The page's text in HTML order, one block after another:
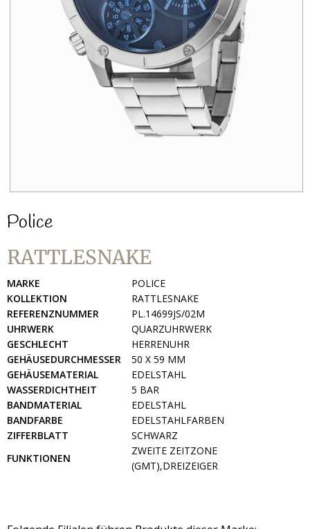
Police
RATTLESNAKE
MARKE
POLICE
KOLLEKTION
RATTLESNAKE
REFERENZNUMMER
PL.14699JS/02M
UHRWERK
QUARZUHRWERK
GESCHLECHT
HERRENUHR
GEHÄUSEDURCHMESSER
50 X 59 MM
GEHÄUSEMATERIAL
EDELSTAHL
WASSERDICHTHEIT
5 BAR
BANDMATERIAL
EDELSTAHL
BANDFARBE
EDELSTAHLFARBEN
ZIFFERBLATT
SCHWARZ
FUNKTIONEN
ZWEITE ZEITZONE
(GMT),DREIZEIGER